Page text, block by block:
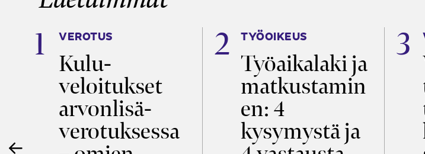
VEROTUS
Kulu­
veloitukset
arvon­lisä­
verotuksessa
TYÖOIKEUS
Työaikalaki ja
matkustamin
en: 4
kysymystä ja